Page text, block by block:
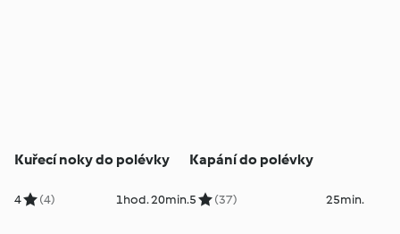
Kuřecí noky do polévky
4 (4) 1hod. 20min.
Kapání do polévky
5 (37) 25min.